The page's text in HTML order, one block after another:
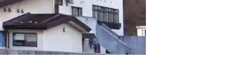
長野県(14)
石川県(7)